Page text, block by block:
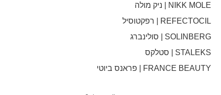
NIKK MOLE | ניק מולה
REFECTOCIL | רפקטוסיל
SOLINBERG | סולינברג
STALEKS | סטלקס
FRANCE BEAUTY | פראנס ביוטי